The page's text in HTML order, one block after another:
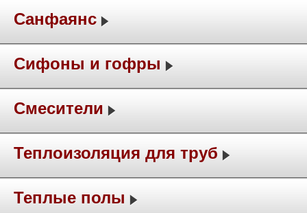
Санфаянс
Сифоны и гофры
Смесители
Теплоизоляция для труб
Теплые полы